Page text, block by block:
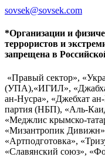
sovsek@sovsek.com
*Организации и
террористов и
запрещена в
«Правый сектор»,
(УПА),«ИГИЛ»,
ан-Нусра», «Джебхат
партия (НБП), «Аль-
«Меджлис крымско-
«Мизантропик
«Артподготовка»,
«Славянский союз»,